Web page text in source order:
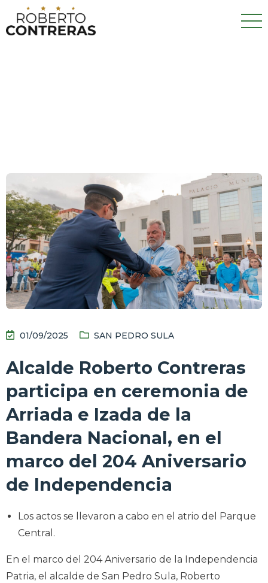
01/09/2025 SAN PEDRO SULA
Alcalde Roberto Contreras
participa en ceremonia de
Arriada e Izada de la
Bandera Nacional, en el
marco del 204 Aniversario
de Independencia
Los actos se llevaron a cabo en el atrio del Parque
Central.
En el marco del 204 Aniversario de la Independencia
Patria, el alcalde de San Pedro Sula, Roberto